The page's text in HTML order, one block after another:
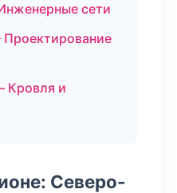
сети
Кровля и
Северо-